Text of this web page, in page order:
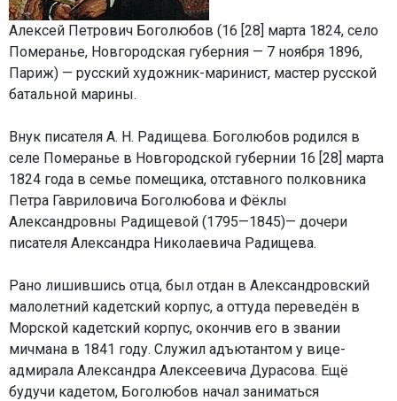
Алексей Петрович Боголюбов (16 [28] марта 1824, село
Померанье, Новгородская губерния — 7 ноября 1896,
Париж) — русский художник-маринист, мастер русской
батальной марины.
Внук писателя А. Н. Радищева. Боголюбов родился в
селе Померанье в Новгородской губернии 16 [28] марта
1824 года в семье помещика, отставного полковника
Петра Гавриловича Боголюбова и Фёклы
Александровны Радищевой (1795—1845)— дочери
писателя Александра Николаевича Радищева.
Рано лишившись отца, был отдан в Александровский
малолетний кадетский корпус, а оттуда переведён в
Морской кадетский корпус, окончив его в звании
мичмана в 1841 году. Служил адъютантом у вице-
адмирала Александра Алексеевича Дурасова. Ещё
будучи кадетом, Боголюбов начал заниматься